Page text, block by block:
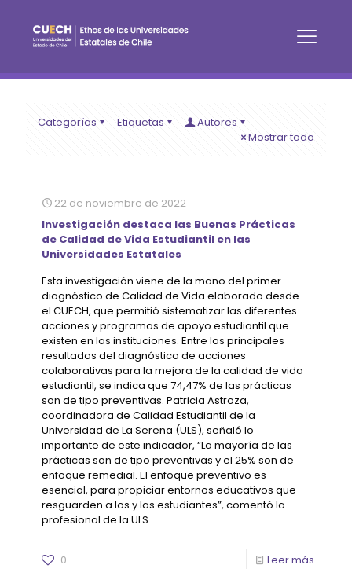
Categorías Etiquetas
Autores
Mostrar todo
22 de noviembre de 2022
Investigación destaca las Buenas Prácticas
de Calidad de Vida Estudiantil en las
Universidades Estatales
Esta investigación viene de la mano del primer
diagnóstico de Calidad de Vida elaborado desde
el CUECH, que permitió sistematizar las diferentes
acciones y programas de apoyo estudiantil que
existen en las instituciones. Entre los principales
resultados del diagnóstico de acciones
colaborativas para la mejora de la calidad de vida
estudiantil, se indica que 74,47% de las prácticas
son de tipo preventivas. Patricia Astroza,
coordinadora de Calidad Estudiantil de la
Universidad de La Serena (ULS), señaló lo
importante de este indicador, “La mayoría de las
prácticas son de tipo preventivas y el 25% son de
enfoque remedial. El enfoque preventivo es
esencial, para propiciar entornos educativos que
resguarden a los y las estudiantes”, comentó la
profesional de la ULS.
0 Leer más